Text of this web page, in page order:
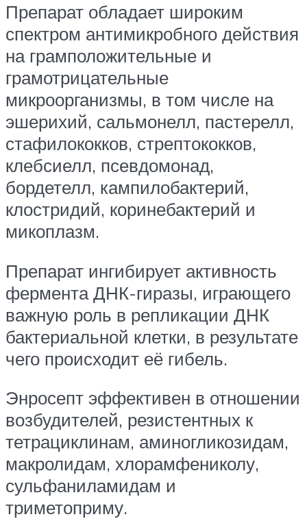
Препарат обладает широким
спектром антимикробного действия
на грамположительные и
грамотрицательные
микроорганизмы, в том числе на
эшерихий, сальмонелл, пастерелл,
стафилококков, стрептококков,
клебсиелл, псевдомонад,
бордетелл, кампилобактерий,
клостридий, коринебактерий и
микоплазм.
Препарат ингибирует активность
фермента ДНК-гиразы, играющего
важную роль в репликации ДНК
бактериальной клетки, в результате
чего происходит её гибель.
Энросепт эффективен в отношении
возбудителей, резистентных к
тетрациклинам, аминогликозидам,
макролидам, хлорамфениколу,
сульфаниламидам и
триметоприму.